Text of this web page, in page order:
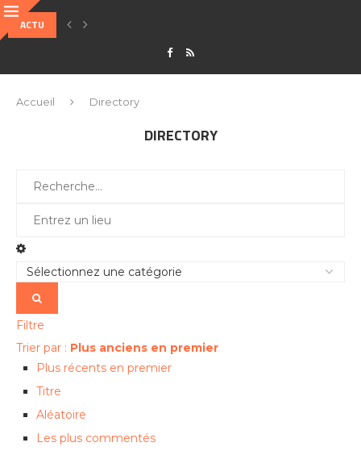
ACTU
COMMENT FONCTIONNENT LES LAYER 2 POUR RÉSOUDRE LA LENTEUR DES
Accueil Directory
DIRECTORY
Filtre
Trier par : Plus anciens en premier
Plus récents en premier
Titre
Aléatoire
Les plus commentés